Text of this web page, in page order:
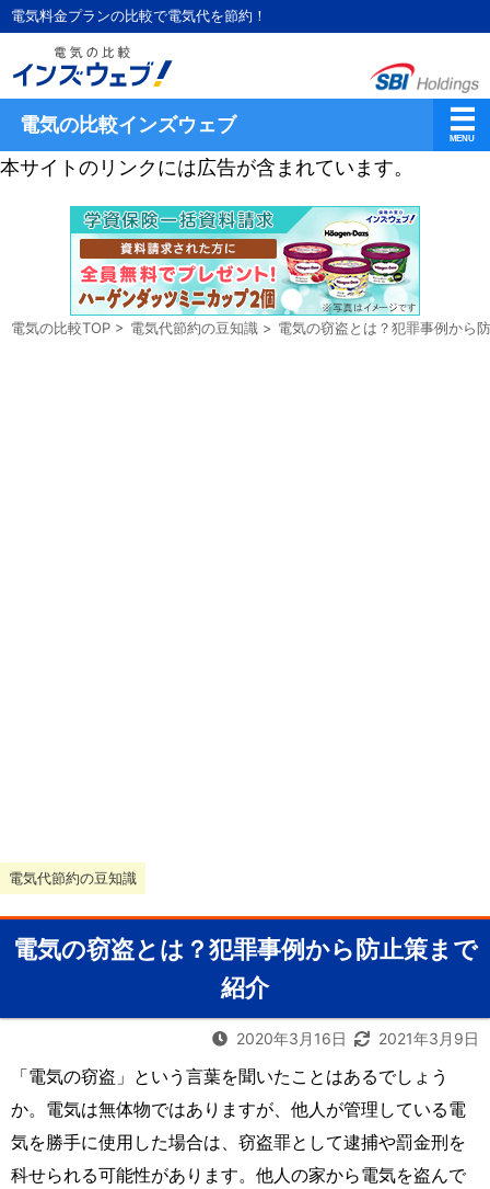
電気料金プランの比較で電気代を節約！
電気の比較インズウェブ
本サイトのリンクには広告が含まれています。
電気の比較TOP > 電気代節約の豆知識 > 電気の窃盗とは？犯罪事例から
電気代節約の豆知識
電気の窃盗とは？犯罪事例から防止策まで
紹介
2020年3月16日 2021年3月9日
「電気の窃盗」という言葉を聞いたことはあるでしょう
か。電気は無体物ではありますが、他人が管理している電
気を勝手に使用した場合は、窃盗罪として逮捕や罰金刑を
科せられる可能性があります。他人の家から電気を盗んで